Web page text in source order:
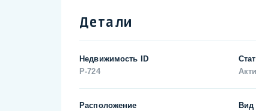
Детали
Недвижимость ID
P-724
Расположение
Вид